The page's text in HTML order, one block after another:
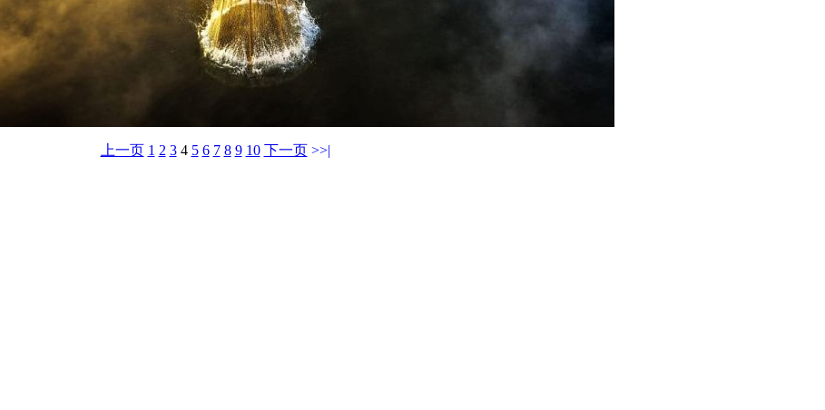
上一页 1 2 3 4 5 6 7 8 9 10 下一页 >>|